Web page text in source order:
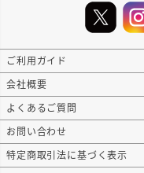
ご利用ガイド
会社概要
よくあるご質問
お問い合わせ
特定商取引法に基づく表示